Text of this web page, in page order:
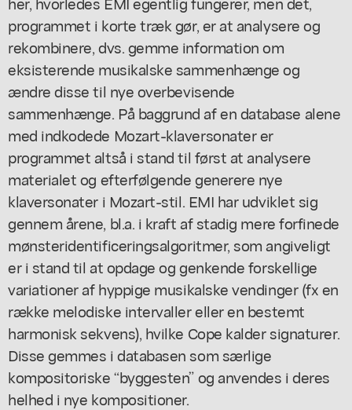
programmet i korte træk gør, er atanalysereog
rekombinere, dvs. gemme information om
eksisterende musikalske sammenhænge og
ændre disse til nye overbevisende
sammenhænge. På baggrund af en database alene
med indkodede Mozart-klaversonater er
programmet altså i stand til først at analysere
materialet og efterfølgende generere nye
klaversonater i Mozart-stil. EMI har udviklet sig
gennem årene, bl.a. i kraft af stadig mere forfinede
mønsteridentificeringsalgoritmer, som angiveligt
er i stand til at opdage og genkende forskellige
variationer af hyppige musikalske vendinger (fx en
række melodiske intervaller eller en bestemt
harmonisk sekvens), hvilke Cope kaldersignaturer.
Disse gemmes i databasen som særlige
kompositoriske “byggesten” og anvendes i deres
helhed i nye kompositioner.